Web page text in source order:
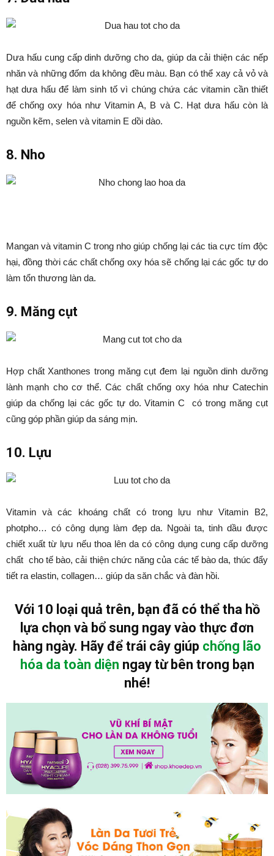
Dưa hấu cung cấp dinh dưỡng cho da, giúp da cải thiện các nếp
nhăn và những đốm da không đều màu. Bạn có thể xay cả vỏ và
hạt dưa hấu để làm sinh tố vì chúng chứa các vitamin cần thiết
để chống oxy hóa như Vitamin A, B và C. Hạt dưa hấu còn là
nguồn kẽm, selen và vitamin E dồi dào.
8. Nho
Mangan và vitamin C trong nho giúp chống lại các tia cực tím độc
hại, đồng thời các chất chống oxy hóa sẽ chống lại các gốc tự do
làm tổn thương làn da.
9. Măng cụt
Hợp chất Xanthones trong măng cụt đem lại nguồn dinh dưỡng
lành mạnh cho cơ thể. Các chất chống oxy hóa như Catechin
giúp da chống lại các gốc tự do. Vitamin C có trong măng cụt
cũng góp phần giúp da sáng mịn.
10. Lựu
Vitamin và các khoáng chất có trong lựu như Vitamin B2,
photpho… có công dụng làm đẹp da. Ngoài ta, tinh dầu được
chiết xuất từ lựu nếu thoa lên da có công dụng cung cấp dưỡng
chất cho tế bào, cải thiện chức năng của các tế bào da, thúc đẩy
tiết ra elastin, collagen… giúp da săn chắc và đàn hồi.
Với 10 loại quả trên, bạn đã có thể tha hồ
lựa chọn và bổ sung ngay vào thực đơn
hàng ngày. Hãy để trái cây giúp chống lão
hóa da toàn diện ngay từ bên trong bạn
nhé!